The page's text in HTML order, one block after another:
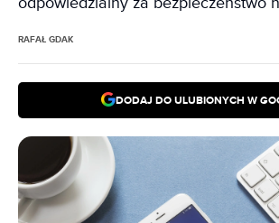
RAFAŁ GDAK
DODAJ DO ULUBIONYCH W